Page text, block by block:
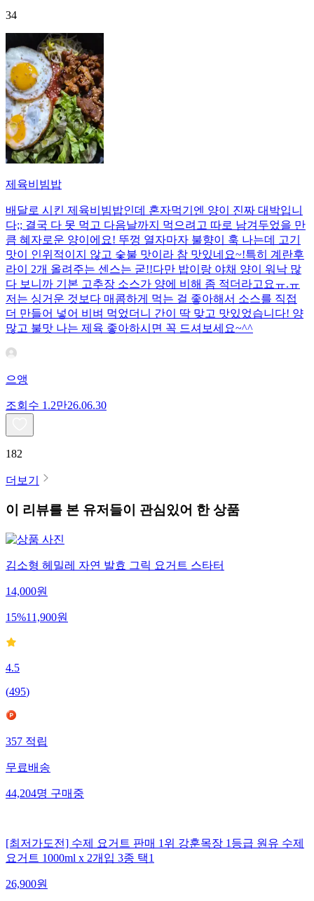
34
제육비빔밥
배달로 시킨 제육비빔밥인데 혼자먹기엔 양이 진짜 대박입니
다;; 결국 다 못 먹고 다음날까지 먹으려고 따로 남겨두었을 만
큼 혜자로운 양이에요! 뚜껑 열자마자 불향이 훅 나는데 고기
맛이 인위적이지 않고 숯불 맛이라 참 맛있네요~!특히 계란후
라이 2개 올려주는 센스는 굳!! ​다만 밥이랑 야채 양이 워낙 많
다 보니까 기본 고추장 소스가 양에 비해 좀 적더라고요ㅠ.ㅠ
저는 싱거운 것보다 매콤하게 먹는 걸 좋아해서 소스를 직접
더 만들어 넣어 비벼 먹었더니 간이 딱 맞고 맛있었습니다! 양
많고 불맛 나는 제육 좋아하시면 꼭 드셔보세요~^^
으앵
조회수 1.2만26.06.30
182
더보기
이 리뷰를 본 유저들이 관심있어 한 상품
김소형 헤밀레 자연 발효 그릭 요거트 스타터
14,000원
15%11,900원
4.5
(495)
357 적립
무료배송
44,204명 구매중
[최저가도전] 수제 요거트 판매 1위 강훈목장 1등급 원유 수제
요거트 1000ml x 2개입 3종 택1
26,900원